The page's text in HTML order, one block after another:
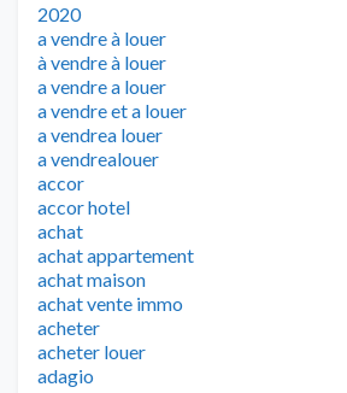
2020
a vendre à louer
à vendre à louer
a vendre a louer
a vendre et a louer
a vendrea louer
a vendrealouer
accor
accor hotel
achat
achat appartement
achat maison
achat vente immo
acheter
acheter louer
adagio